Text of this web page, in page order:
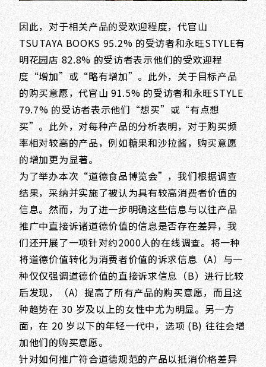
因此，对于相关产品的受欢迎程度，代官山
TSUTAYA BOOKS 95.2% 的受访者和永旺STYLE有
明花园店 82.8% 的受访者表示他们的受欢迎程
度“增加”或“略有增加”。此外，关于目标产品
的购买意愿，代官山 91.5% 的受访者和永旺STYLE
79.7% 的受访者表示他们“想买”或“有点想
买”。此外，对每种产品的分析表明，对于购买频
率相对较高的产品，例如糖果和沙拉酱，购买意愿
的增加更为显著。
为了举办本次“道德食品博览会”，我们根据调查
结果，采纳并实施了被认为具有较高消费者价值的
信息。然而，为了进一步明确这些信息与以往产品
推广中直接诉诸道德价值的信息是否存在差异，我
们还开展了一项针对约2000人的在线调查。将一种
将道德价值转化为消费者价值的诉求信息（A）与一
种仅仅强调道德价值的直接诉求信息（B）进行比较
后发现，（A）提高了所有产品的购买意愿，而且这
种趋势在 30 岁及以上的女性中尤为明显。另一方
面，在 20 岁以下的年轻一代中，选项 (B) 往往会增
加他们的购买意愿。
针对如何推广符合道德规范的产品以抵消价格差异